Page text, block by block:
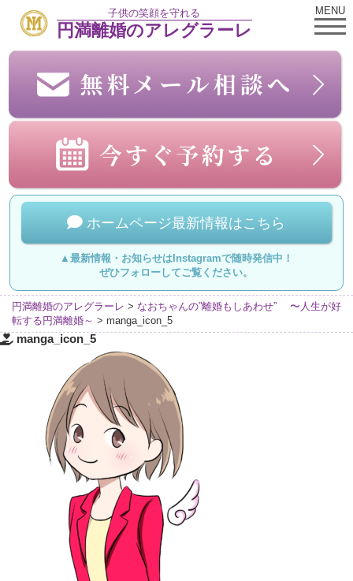
子供の笑顔を守れる
円満離婚のアレグラーレ
MENU
ホームページ最新情報はこちら
▲最新情報・お知らせはInstagramで随時発信中！
ぜひフォローしてご覧ください。
円満離婚のアレグラーレ > なおちゃんの”離婚もしあわせ” 〜人生が好
転する円満離婚～ > manga_icon_5
manga_icon_5